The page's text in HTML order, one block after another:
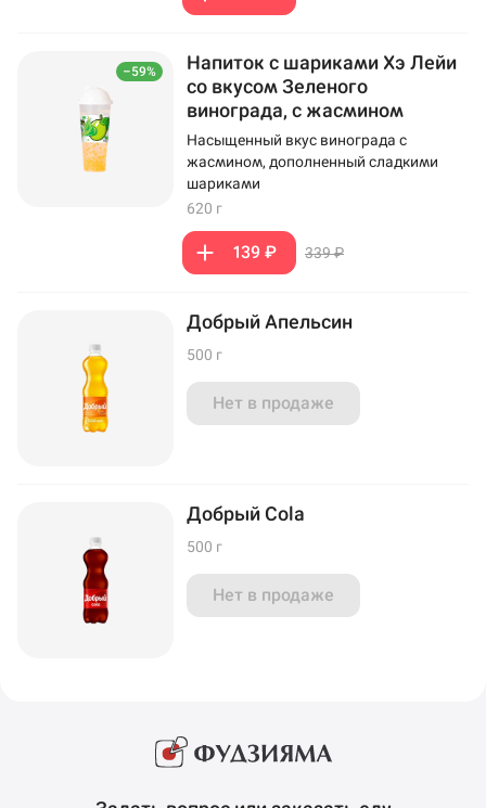
–59%
Напиток с шариками Хэ Лейи
со вкусом Зеленого
винограда, с жасмином
Насыщенный вкус винограда с
жасмином, дополненный сладкими
шариками
620 г
139 ₽ 339 ₽
Добрый Апельсин
500 г
Нет в продаже
Добрый Cola
500 г
Нет в продаже